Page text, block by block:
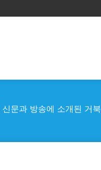
신문과 방송에 소개된 거